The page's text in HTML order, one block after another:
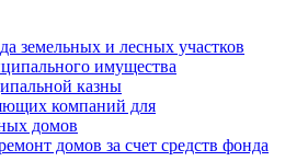
земельных и лесных участков
имущества
казны
компаний для
домов
домов за счет средств фонда